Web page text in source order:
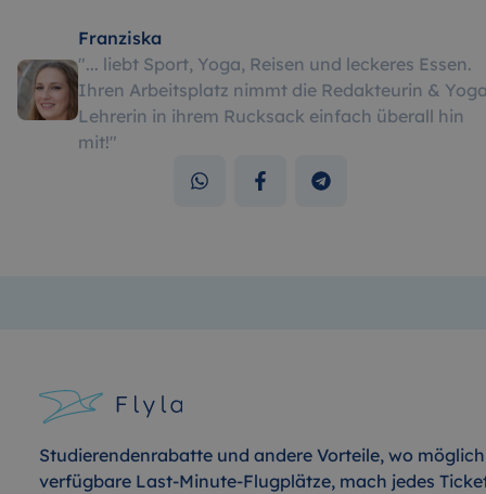
Franziska
"... liebt Sport, Yoga, Reisen und leckeres Essen.
Ihren Arbeitsplatz nimmt die Redakteurin &
Lehrerin in ihrem Rucksack einfach überall hin
mit!"
Studierendenrabatte und andere Vorteile, wo
verfügbare Last-Minute-Flugplätze, mach jedes